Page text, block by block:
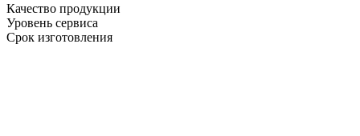
Качество продукции
Уровень сервиса
Срок изготовления